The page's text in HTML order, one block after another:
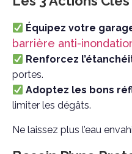
Équipez votre
barrière anti-
Renforcez
portes.
Adoptez les bons
limiter les dégâts.
Ne laissez plus l’eau